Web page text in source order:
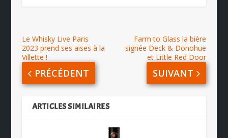
Le Whisky Live Paris
2023 prend ses aises à la
Villette !
PRÉCÉDENT
Farm to Glass la bière
signée Deck & Donohue
et Little Red Door
SUIVANT
ARTICLES SIMILAIRES